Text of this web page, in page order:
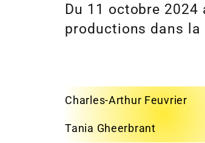
Du 11 octobre
productions dans la
Charles-Arthur Feuvrier
Tania Gheerbrant